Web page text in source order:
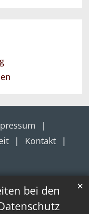
bei den
✕
Kontakt